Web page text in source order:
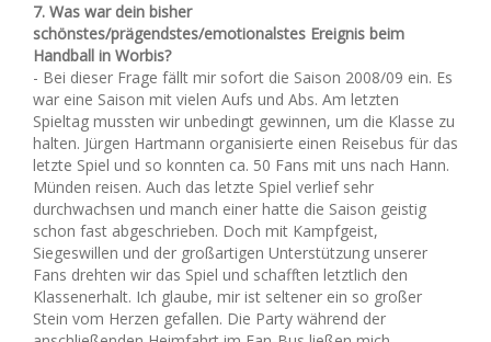
7. Was war dein bisher
schönstes/prägendstes/emotionalstes Ereignis beim
Handball in Worbis?
- Bei dieser Frage fällt mir sofort die Saison 2008/09 ein. Es
war eine Saison mit vielen Aufs und Abs. Am letzten
Spieltag mussten wir unbedingt gewinnen, um die Klasse zu
halten. Jürgen Hartmann organisierte einen Reisebus für das
letzte Spiel und so konnten ca. 50 Fans mit uns nach Hann.
Münden reisen. Auch das letzte Spiel verlief sehr
durchwachsen und manch einer hatte die Saison geistig
schon fast abgeschrieben. Doch mit Kampfgeist,
Siegeswillen und der großartigen Unterstützung unserer
Fans drehten wir das Spiel und schafften letztlich den
Klassenerhalt. Ich glaube, mir ist seltener ein so großer
Stein vom Herzen gefallen. Die Party während der